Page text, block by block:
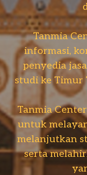
Tanmia
informasi,
penyedia
studi ke Timur
Tanmia
untuk
melanjutkan
serta